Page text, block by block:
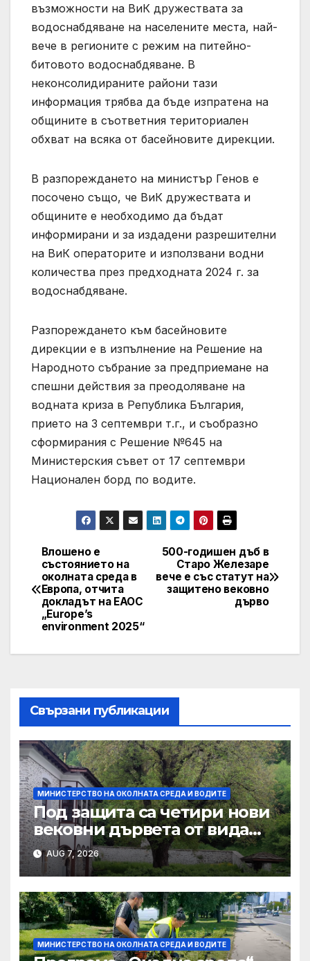
възможности на ВиК дружествата за
водоснабдяване на населените места, най-
вече в регионите с режим на питейно-
битовото водоснабдяване. В
неконсолидираните райони тази
информация трябва да бъде изпратена на
общините в съответния териториален
обхват на всяка от басейновите дирекции.
В разпореждането на министър Генов е
посочено също, че ВиК дружествата и
общините е необходимо да бъдат
информирани и за издадени разрешителни
на ВиК операторите и използвани водни
количества през предходната 2024 г. за
водоснабдяване.
Разпореждането към басейновите
дирекции е в изпълнение на Решение на
Народното събрание за предприеманe на
спешни действия за преодоляване на
водната криза в Република България,
прието на 3 септември т.г., и съобразно
сформирания с Решение №645 на
Министерския съвет от 17 септември
Национален борд по водите.
Post
navigation
500-годишен дъб в
Старо Железаре
вече е със статут на
защитено вековно
дърво
Влошено е
състоянието на
околната среда в
Европа, отчита
докладът на ЕАОС
„Europe’s
environment 2025“
Свързани публикации
МИНИСТЕРСТВО НА ОКОЛНАТА СРЕДА И ВОДИТЕ
Под защита са четири нови
вековни дървета от вида
летен дъб, обикновен орех
и благун
AUG 7, 2026
МИНИСТЕРСТВО НА ОКОЛНАТА СРЕДА И ВОДИТЕ